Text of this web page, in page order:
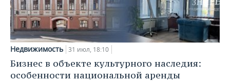
Недвижимость 31 июл, 18:10
Бизнес в объекте культурного наследия:
особенности национальной аренды